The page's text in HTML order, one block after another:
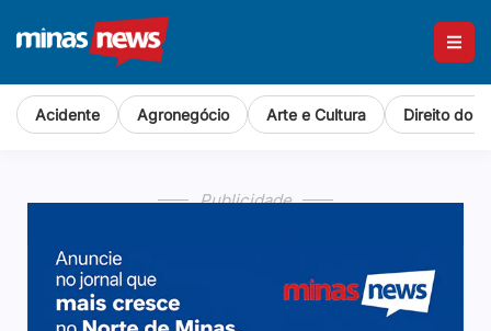
Acidente Agronegócio Arte e Cultura Direito do
Publicidade